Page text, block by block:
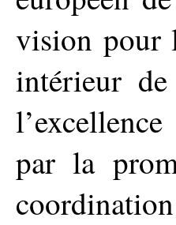
vision pour
intérieur
par la